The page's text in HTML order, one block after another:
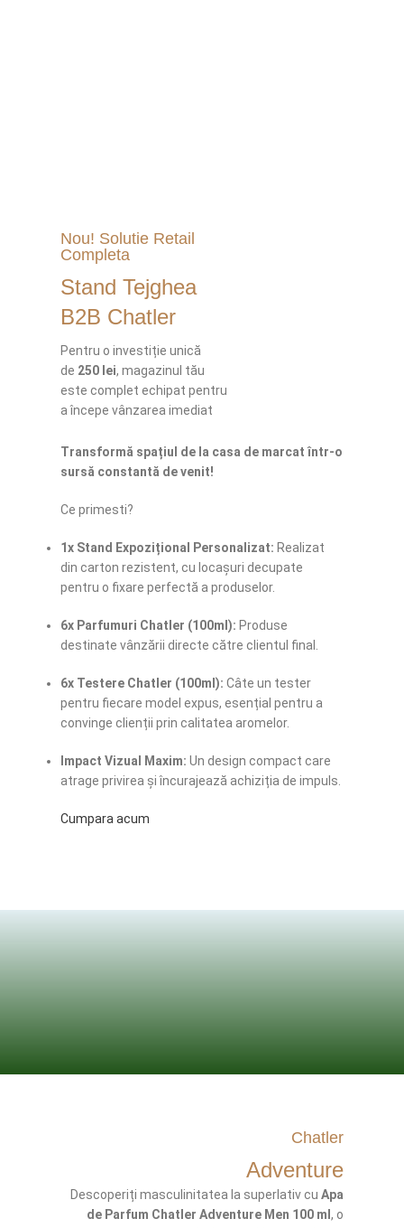
Nou! Solutie Retail
Completa
Stand Tejghea
B2B Chatler
Pentru o investiție unică
de 250 lei, magazinul tău
este complet echipat pentru
a începe vânzarea imediat
Transformă spațiul de la casa de marcat într-o
sursă constantă de venit!
Ce primesti?
1x Stand Expozițional Personalizat: Realizat
din carton rezistent, cu locașuri decupate
pentru o fixare perfectă a produselor.
6x Parfumuri Chatler (100ml): Produse
destinate vânzării directe către clientul final.
6x Testere Chatler (100ml): Câte un tester
pentru fiecare model expus, esențial pentru a
convinge clienții prin calitatea aromelor.
Impact Vizual Maxim: Un design compact care
atrage privirea și încurajează achiziția de impuls.
Cumpara acum
Chatler
Adventure
Descoperiți masculinitatea la superlativ cu Apa
de Parfum Chatler Adventure Men 100 ml , o